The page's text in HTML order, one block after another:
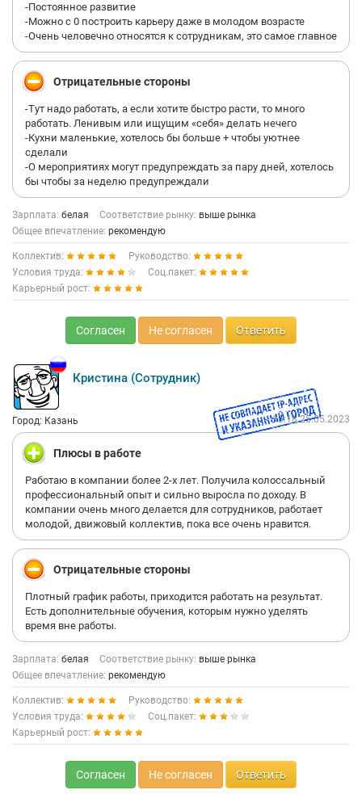
-Постоянное развитие
-Можно с 0 построить карьеру даже в молодом возрасте
-Очень человечно относятся к сотрудникам, это самое главное
Отрицательные стороны
-Тут надо работать, а если хотите быстро расти, то много
работать. Ленивым или ищущим «себя» делать нечего
-Кухни маленькие, хотелось бы больше + чтобы уютнее
сделали
-О мероприятиях могут предупреждать за пару дней, хотелось
бы чтобы за неделю предупреждали
Зарплата: белая Соответствие рынку: выше рынка
Общее впечатление: рекомендую
Коллектив:
Руководство:
Условия труда:
Соц.пакет:
Карьерный рост:
Согласен Не согласен Ответить
Кристина (Сотрудник)
Город: Казань 16:18 25.05.2023
Плюсы в работе
Работаю в компании более 2-х лет. Получила колоссальный
профессиональный опыт и сильно выросла по доходу. В
компании очень много делается для сотрудников, работает
молодой, движовый коллектив, пока все очень нравится.
Отрицательные стороны
Плотный график работы, приходится работать на результат.
Есть дополнительные обучения, которым нужно уделять
время вне работы.
Зарплата: белая Соответствие рынку: выше рынка
Общее впечатление: рекомендую
Коллектив:
Руководство:
Условия труда:
Соц.пакет:
Карьерный рост:
Согласен Не согласен Ответить